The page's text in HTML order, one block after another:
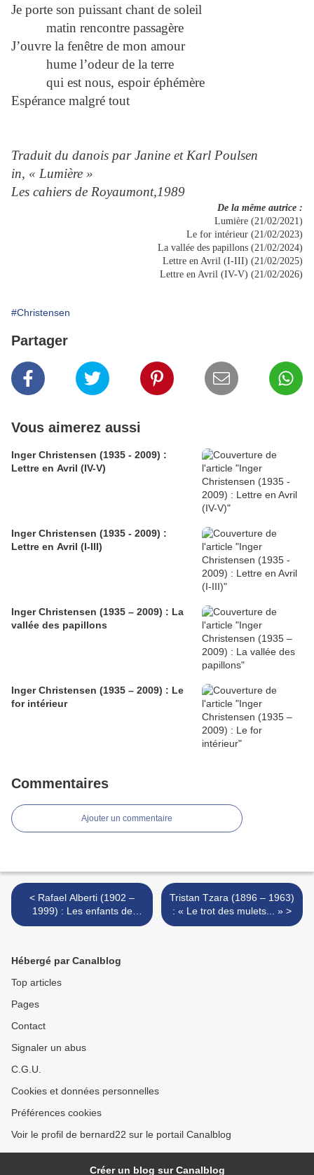
Je porte son puissant chant de soleil
matin rencontre passagère
J’ouvre la fenêtre de mon amour
hume l’odeur de la terre
qui est nous, espoir éphémère
Espérance malgré tout
Traduit du danois par Janine et Karl Poulsen
in, « Lumière »
Les cahiers de Royaumont,1989
De la même autrice :
Lumière (21/02/2021)
Le for intérieur (21/02/2023)
La vallée des papillons (21/02/2024)
Lettre en Avril (I-III) (21/02/2025)
Lettre en Avril (IV-V) (21/02/2026)
#Christensen
Partager
Vous aimerez aussi
Inger Christensen (1935 - 2009) :
Lettre en Avril (IV-V)
Inger Christensen (1935 - 2009) :
Lettre en Avril (I-III)
Inger Christensen (1935 – 2009) : La
vallée des papillons
Inger Christensen (1935 – 2009) : Le
for intérieur
Commentaires
Ajouter un commentaire
< Rafael Alberti (1902 –
1999) : Les enfants de
l’Estrémadure / Los niños
Tristan Tzara (1896 – 1963)
: « Le trot des mulets... » >
Hébergé par Canalblog
Top articles
Pages
Contact
Signaler un abus
C.G.U.
Cookies et données personnelles
Préférences cookies
Voir le profil de bernard22 sur le portail Canalblog
Créer un blog sur Canalblog